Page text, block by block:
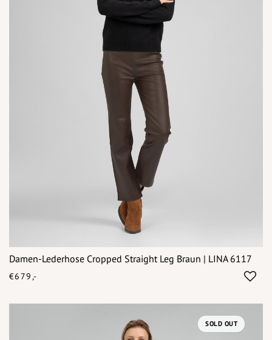
Damen-Lederhose Cropped Straight Leg Braun | LINA 6117
€679,-
SOLD OUT